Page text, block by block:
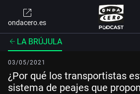
ondacero.es
LA BRÚJULA
03/05/2021
¿Por qué los transportistas
sistema de peajes que